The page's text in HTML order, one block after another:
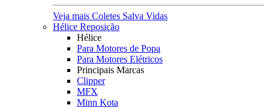
Veja mais Coletes Salva Vidas
Hélice Reposição
Hélice
Para Motores de Popa
Para Motores Elétricos
Principais Marcas
Clipper
MFX
Minn Kota